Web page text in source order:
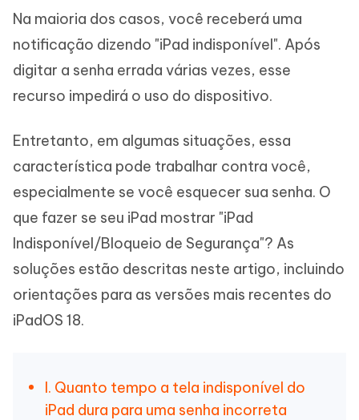
Na maioria dos casos, você receberá uma
notificação dizendo "iPad indisponível". Após
digitar a senha errada várias vezes, esse
recurso impedirá o uso do dispositivo.
Entretanto, em algumas situações, essa
característica pode trabalhar contra você,
especialmente se você esquecer sua senha. O
que fazer se seu iPad mostrar "iPad
Indisponível/Bloqueio de Segurança"? As
soluções estão descritas neste artigo, incluindo
orientações para as versões mais recentes do
iPadOS 18.
I. Quanto tempo a tela indisponível do
iPad dura para uma senha incorreta